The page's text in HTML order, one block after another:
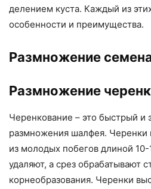
делением куста. Каждый из
особенности и преимущества.
Размножение
Размножение
Черенкование – это быстрый и
размножения шалфея.
из молодых побегов длиной
удаляют, а срез обрабатывают
корнеобразования. Черенки